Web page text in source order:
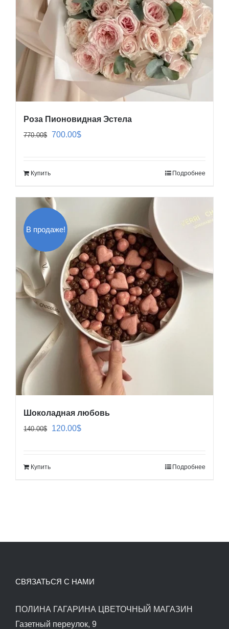
Роза Пионовидная Эстела
770.00$ Первоначальная
700.00$Текущая
Купить Подробнее
В продаже!
Шоколадная любовь
140.00$
Первоначальная
120.00$Текущая
Купить Подробнее
СВЯЗАТЬСЯ С НАМИ
ПОЛИНА ГАГАРИНА ЦВЕТОЧНЫЙ МАГАЗИН
Газетный переулок, 9